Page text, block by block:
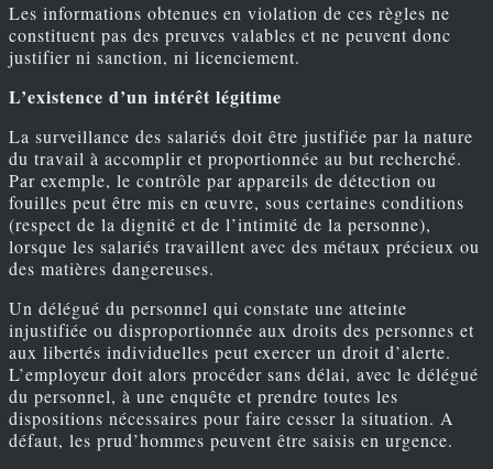
Les informations obtenues en violation de ces règles ne
constituent pas des preuves valables et ne peuvent donc
justifier ni sanction, ni licenciement.
L’existence d’un intérêt légitime
La surveillance des salariés doit être justifiée par la nature
du travail à accomplir et proportionnée au but recherché.
Par exemple, le contrôle par appareils de détection ou
fouilles peut être mis en œuvre, sous certaines conditions
(respect de la dignité et de l’intimité de la personne),
lorsque les salariés travaillent avec des métaux précieux ou
des matières dangereuses.
Un délégué du personnel qui constate une atteinte
injustifiée ou disproportionnée aux droits des personnes et
aux libertés individuelles peut exercer un droit d’alerte.
L’employeur doit alors procéder sans délai, avec le délégué
du personnel, à une enquête et prendre toutes les
dispositions nécessaires pour faire cesser la situation. A
défaut, les prud’hommes peuvent être saisis en urgence.